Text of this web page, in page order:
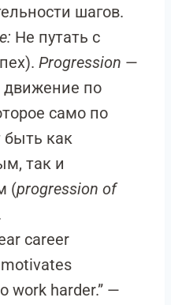
шагов.
Не путать с
Progression —
движение по
само по
быть как
так и
(progression of
career
motivates
work harder.” —